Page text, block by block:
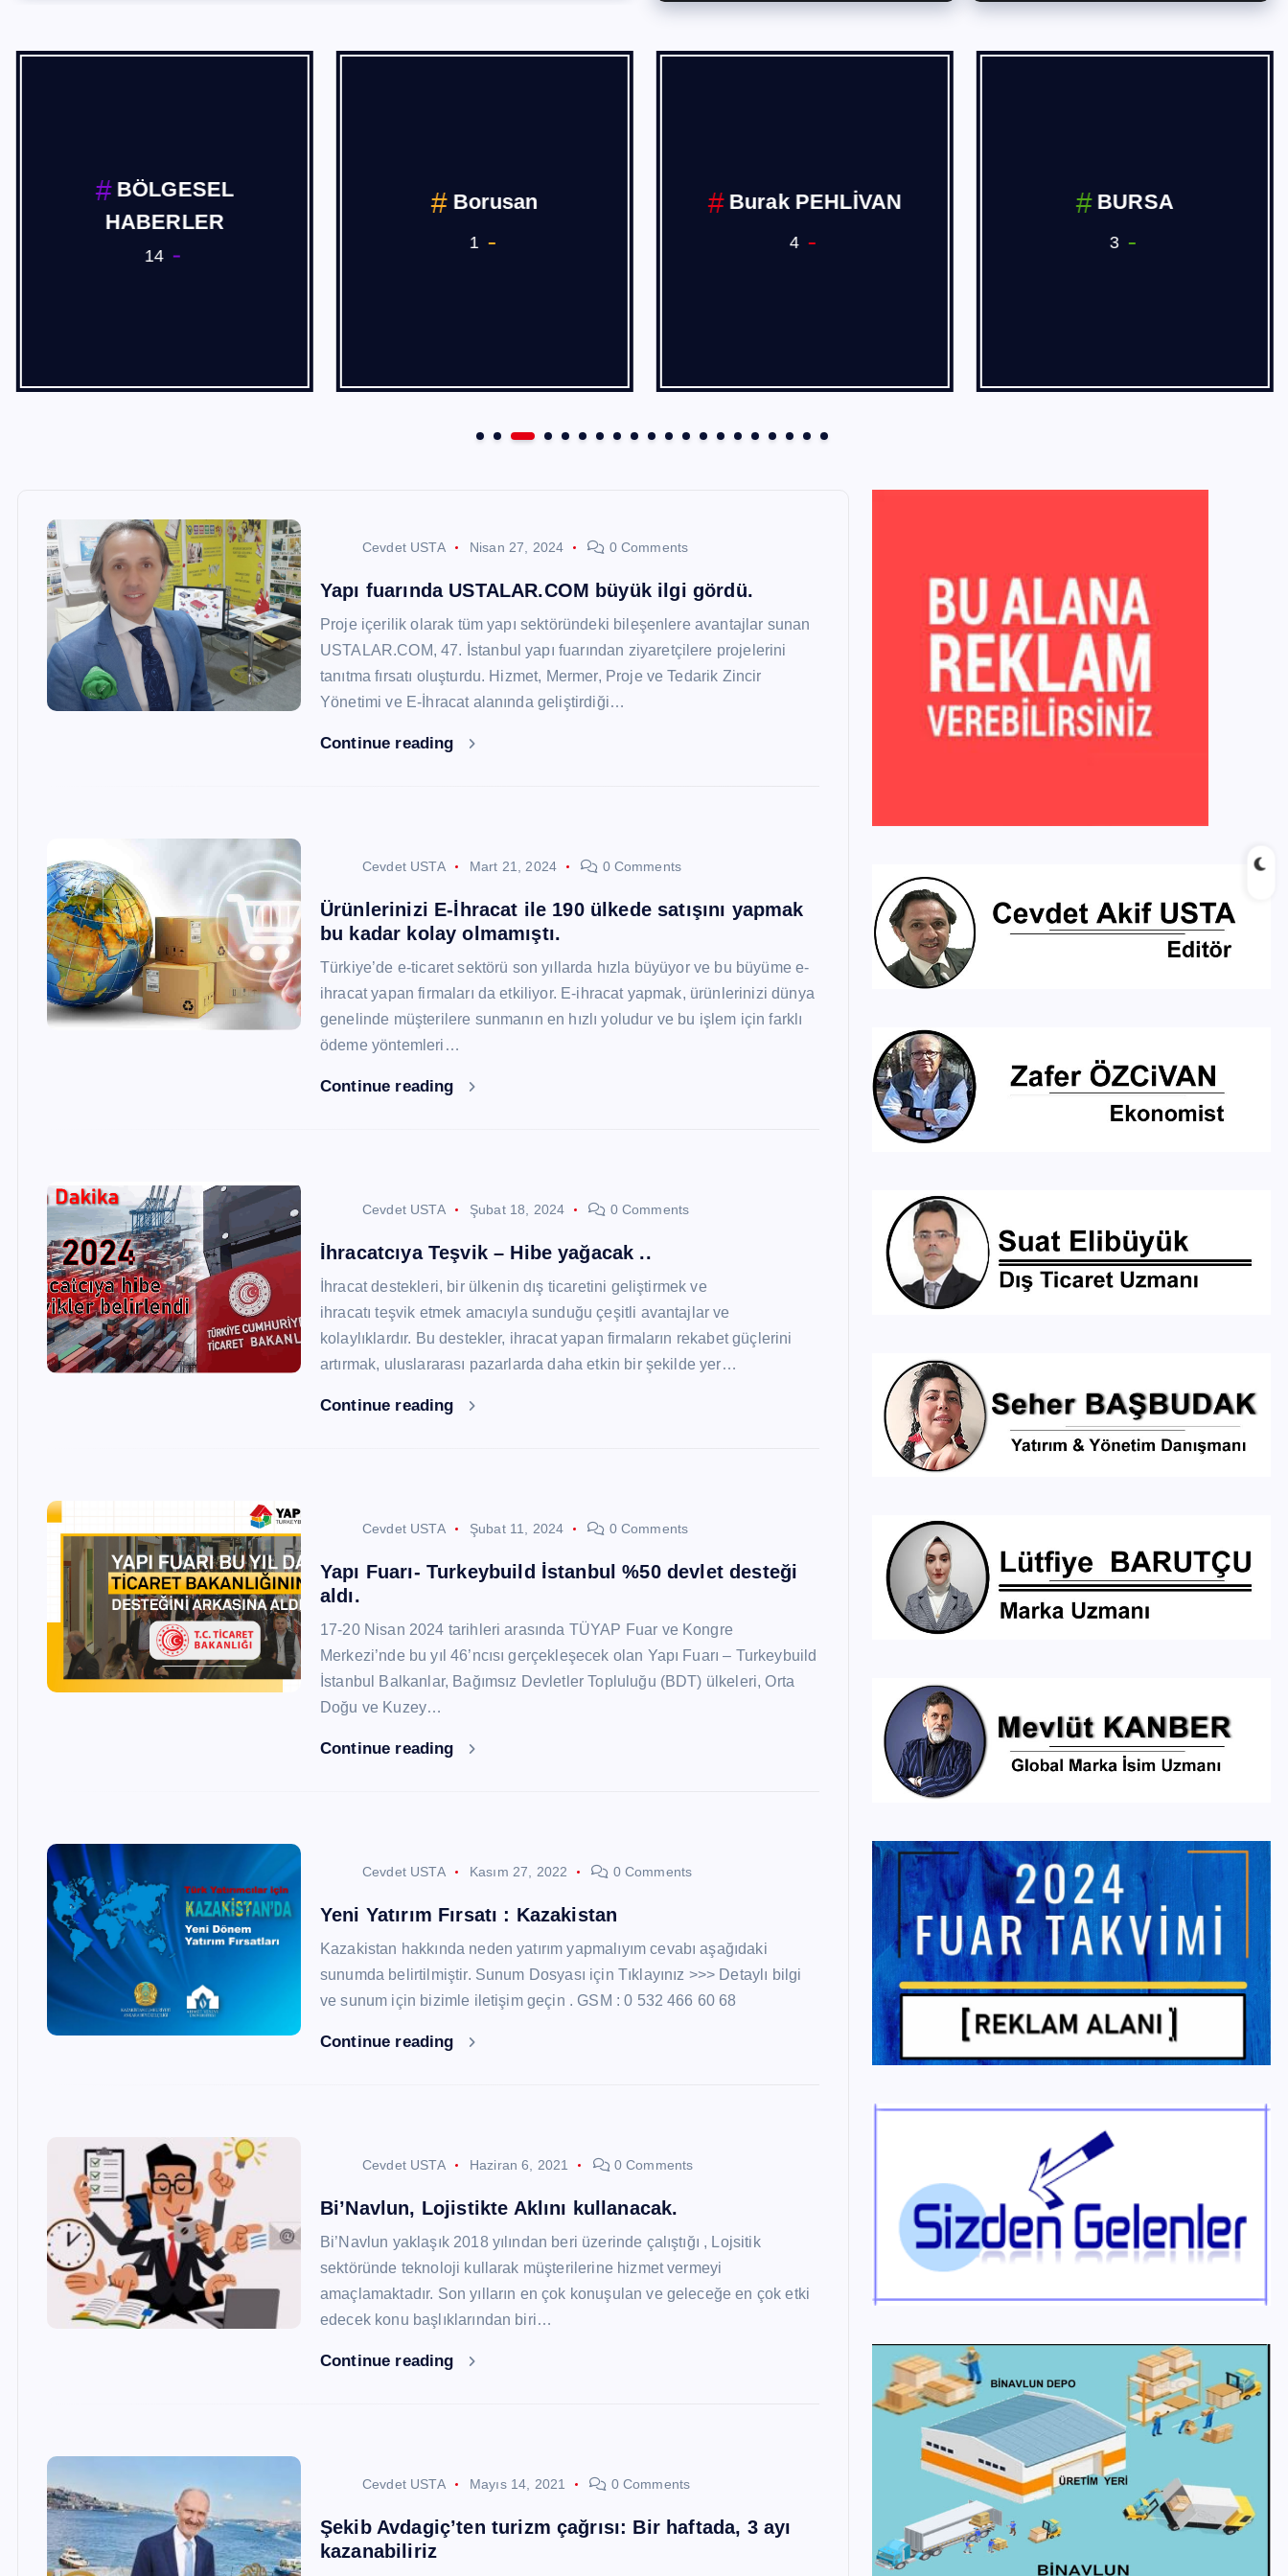
BÖLGESEL
HABERLER
14
Borusan
1
Burak PEHLİVAN
4
BURSA
3
Cevdet USTA Nisan 27, 2024 0 Comments
Yapı fuarında USTALAR.COM büyük ilgi gördü.
Proje içerilik olarak tüm yapı sektöründeki bileşenlere avantajlar sunan
USTALAR.COM, 47. İstanbul yapı fuarından ziyaretçilere projelerini
tanıtma fırsatı oluşturdu. Hizmet, Mermer, Proje ve Tedarik Zincir
Yönetimi ve E-İhracat alanında geliştirdiği…
Continue reading
Cevdet USTA Mart 21, 2024 0 Comments
Ürünlerinizi E-İhracat ile 190 ülkede satışını yapmak
bu kadar kolay olmamıştı.
Türkiye’de e-ticaret sektörü son yıllarda hızla büyüyor ve bu büyüme e-
ihracat yapan firmaları da etkiliyor. E-ihracat yapmak, ürünlerinizi dünya
genelinde müşterilere sunmanın en hızlı yoludur ve bu işlem için farklı
ödeme yöntemleri…
Continue reading
Cevdet USTA Şubat 18, 2024 0 Comments
İhracatcıya Teşvik – Hibe yağacak ..
İhracat destekleri, bir ülkenin dış ticaretini geliştirmek ve
ihracatı teşvik etmek amacıyla sunduğu çeşitli avantajlar ve
kolaylıklardır. Bu destekler, ihracat yapan firmaların rekabet güçlerini
artırmak, uluslararası pazarlarda daha etkin bir şekilde yer…
Continue reading
Cevdet USTA Şubat 11, 2024 0 Comments
Yapı Fuarı- Turkeybuild İstanbul %50 devlet desteği
aldı.
17-20 Nisan 2024 tarihleri arasında TÜYAP Fuar ve Kongre
Merkezi’nde bu yıl 46’ncısı gerçekleşecek olan Yapı Fuarı – Turkeybuild
İstanbul Balkanlar, Bağımsız Devletler Topluluğu (BDT) ülkeleri, Orta
Doğu ve Kuzey…
Continue reading
Cevdet USTA Kasım 27, 2022 0 Comments
Yeni Yatırım Fırsatı : Kazakistan
Kazakistan hakkında neden yatırım yapmalıyım cevabı aşağıdaki
sunumda belirtilmiştir. Sunum Dosyası için Tıklayınız >>> Detaylı bilgi
ve sunum için bizimle iletişim geçin . GSM : 0 532 466 60 68
Continue reading
Cevdet USTA Haziran 6, 2021 0 Comments
Bi’Navlun, Lojistikte Aklını kullanacak.
Bi’Navlun yaklaşık 2018 yılından beri üzerinde çalıştığı , Lojsitik
sektöründe teknoloji kullarak müşterilerine hizmet vermeyi
amaçlamaktadır. Son yılların en çok konuşulan ve geleceğe en çok etki
edecek konu başlıklarından biri…
Continue reading
Cevdet USTA Mayıs 14, 2021 0 Comments
Şekib Avdagiç’ten turizm çağrısı: Bir haftada, 3 ayı
kazanabiliriz